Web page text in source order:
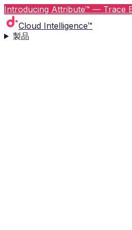
Introducing Attribute™ — Trace
Cloud Intelligence™
製品